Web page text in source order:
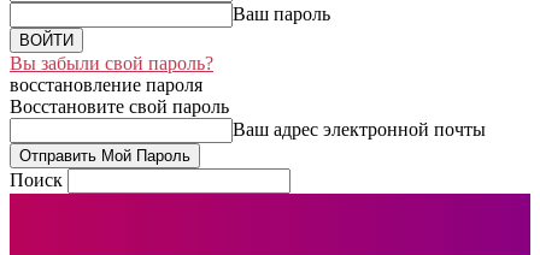
Ваш пароль
Вы забыли свой пароль?
восстановление пароля
Восстановите свой пароль
Ваш адрес электронной почты
Поиск